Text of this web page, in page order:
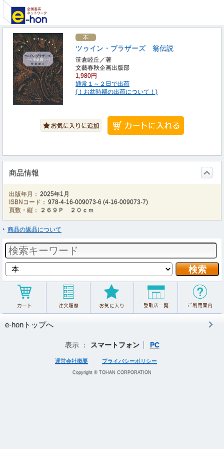
ツゥイン・ブラザーズ 翁伝説
笹倉睦丘／著
文藝春秋企画出版部
1,980円
通常１～２日で出荷
(！お盆時期の出荷について！)
商品情報
出版年月： 2025年1月
ISBNコード： 978-4-16-009073-6 (4-16-009073-7)
頁数・縦：
２６９Ｐ ２０ｃｍ
商品の返品について
e-honトップへ
表示 ： スマートフォン PC
運営会社概要 プライバシーポリシー
Copyright © TOHAN CORPORATION